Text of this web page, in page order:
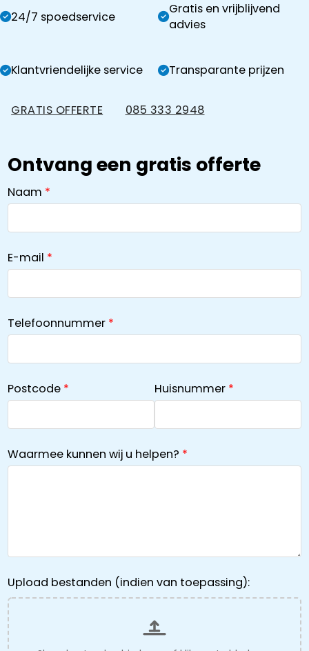
24/7 spoedservice
Gratis en vrijblijvend
advies
Klantvriendelijke service Transparante prijzen
GRATIS OFFERTE 085 333 2948
Ontvang een gratis offerte
Naam
E-mail
Telefoonnummer
Postcode Huisnummer
Waarmee kunnen wij u helpen?
Upload bestanden (indien van toepassing):